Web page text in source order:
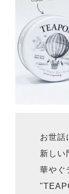
お世話
新しい
華やぐ